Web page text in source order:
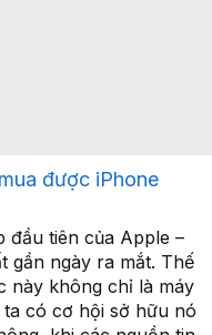
được iPhone
đầu tiên của Apple –
gần ngày ra mắt. Thế
này không chỉ là máy
có cơ hội sở hữu nó